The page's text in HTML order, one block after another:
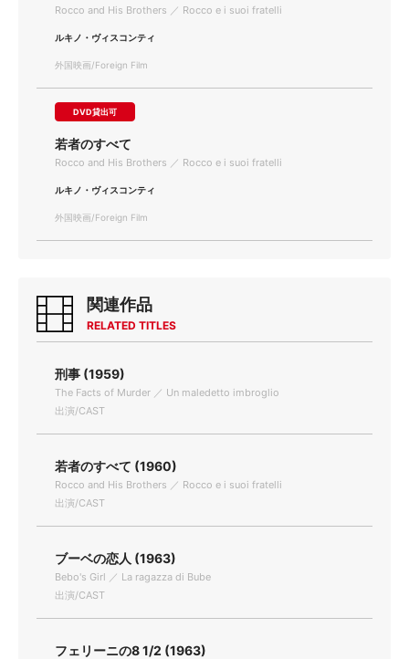
Rocco and His Brothers ／ Rocco e i suoi fratelli
ルキノ・ヴィスコンティ
外国映画/Foreign Film
DVD貸出可
若者のすべて
Rocco and His Brothers ／ Rocco e i suoi fratelli
ルキノ・ヴィスコンティ
外国映画/Foreign Film
関連作品
RELATED TITLES
刑事 (1959)
The Facts of Murder ／ Un maledetto imbroglio
出演/CAST
若者のすべて (1960)
Rocco and His Brothers ／ Rocco e i suoi fratelli
出演/CAST
ブーベの恋人 (1963)
Bebo's Girl ／ La ragazza di Bube
出演/CAST
フェリーニの8 1/2 (1963)